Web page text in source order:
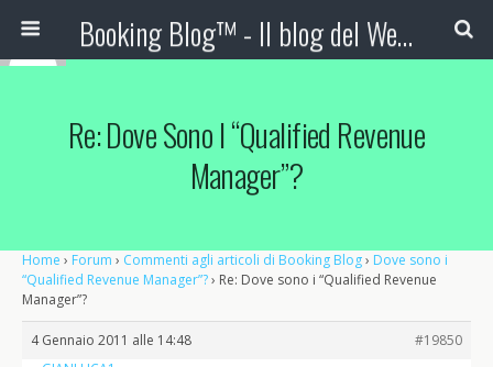
Booking Blog™ - Il blog del Web Marketing Turistico
Re: Dove Sono I “Qualified Revenue
Manager”?
Home › Forum › Commenti agli articoli di Booking Blog› Dove sono i
“Qualified Revenue Manager”?› Re: Dove sono i “Qualified Revenue
Manager”?
4 Gennaio 2011 alle 14:48
#19850